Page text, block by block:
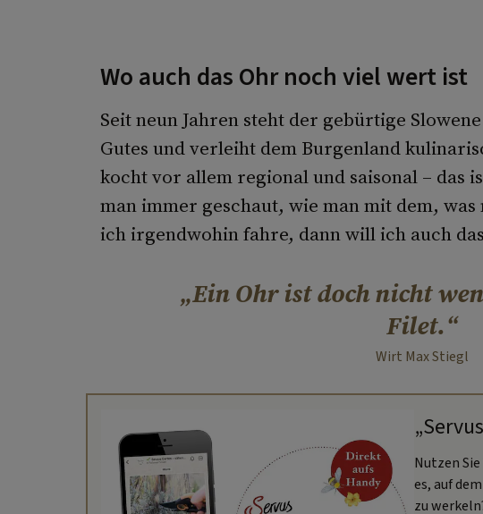
Wo auch das Ohr noch viel wert ist
Seit neun Jahren steht der gebürtige
Gutes und verleiht dem Burgenland
kocht vor allem regional und saisonal – das
man immer geschaut, wie man mit dem,
ich irgendwohin fahre, dann will ich auch
Ein Ohr ist doch nicht
Filet.
Wirt Max Stiegl
Nutzen
es, auf
zu